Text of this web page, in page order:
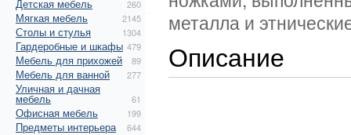
Детская мебель 260
Мягкая мебель 2145
Столы и стулья 1304
Гардеробные и шкафы 479
Мебель для прихожей 89
Мебель для ванной 277
Уличная и дачная
мебель 61
Офисная мебель 199
Предметы интерьера 644
металла и
Описание